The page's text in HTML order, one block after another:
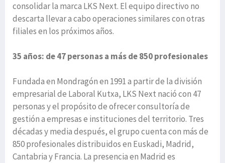
consolidar la marca LKS Next. El equipo directivo no
descarta llevar a cabo operaciones similares con otras
filiales en los próximos años.
35 años: de 47 personas a más de 850 profesionales
Fundada en Mondragón en 1991 a partir de la división
empresarial de Laboral Kutxa, LKS Next nació con 47
personas y el propósito de ofrecer consultoría de
gestión a empresas e instituciones del territorio. Tres
décadas y media después, el grupo cuenta con más de
850 profesionales distribuidos en Euskadi, Madrid,
Cantabria y Francia. La presencia en Madrid es